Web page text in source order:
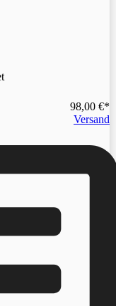
98,00 €
Versand